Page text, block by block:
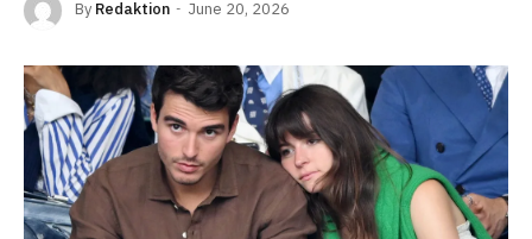
By Redaktion June 20, 2026